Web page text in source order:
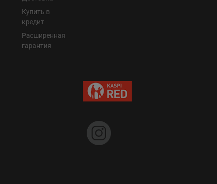
Купить в
кредит
Расширенная
гарантия